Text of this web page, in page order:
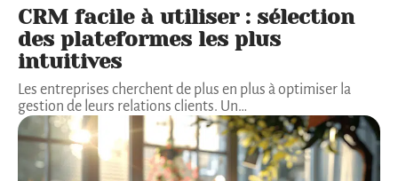
CRM facile à utiliser : sélection
des plateformes les plus
intuitives
Les entreprises cherchent de plus en plus à optimiser la
gestion de leurs relations clients. Un…